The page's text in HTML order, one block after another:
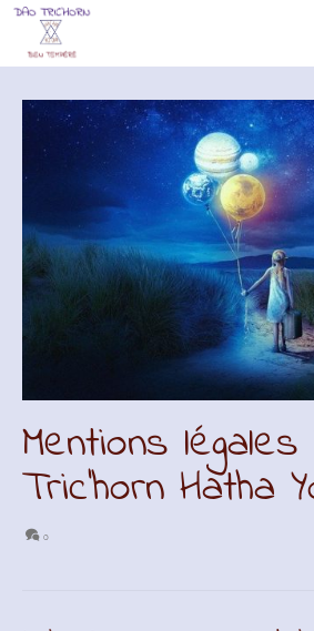
Mentions
Tric’horn Hatha
0